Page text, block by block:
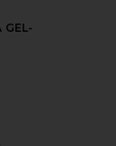
GEL-
GOMITAS DE